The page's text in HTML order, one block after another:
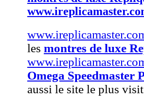
les montres de luxe
Omega Speedmaster
aussi le site le plus